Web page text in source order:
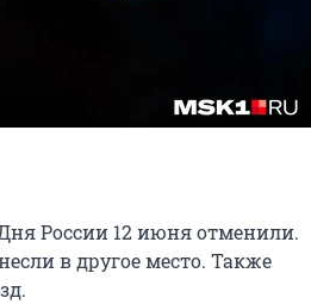
России 12 июня отменили.
в другое место. Также